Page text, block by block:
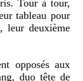
Tour à tour,
tableau pour
leur deuxième
opposés aux
duo tête de